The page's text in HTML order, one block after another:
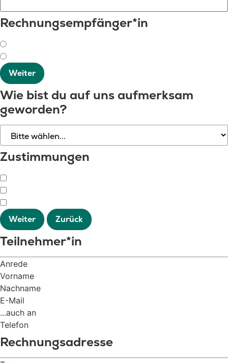
Rechnungsempfänger*in
Weiter
Wie bist du auf uns aufmerksam
geworden?
Zustimmungen
Weiter Zurück
Teilnehmer*in
Anrede
Vorname
Nachname
E-Mail
...auch an
Telefon
Rechnungsadresse